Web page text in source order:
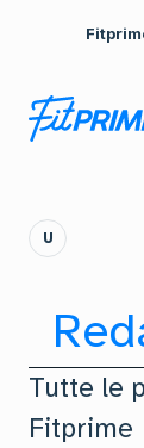
U
Tutte le
Fitprime